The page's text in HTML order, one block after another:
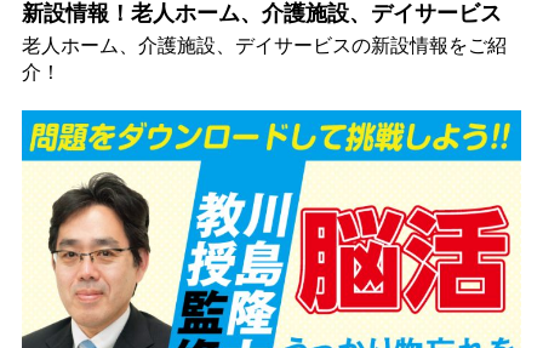
新設情報！老人ホーム、介護施設、デイサービス
老人ホーム、介護施設、デイサービスの新設情報をご紹
介！